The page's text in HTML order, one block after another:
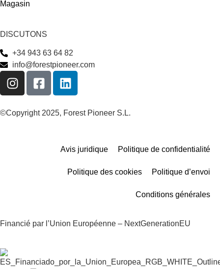
Magasin
DISCUTONS
+34 943 63 64 82
info@forestpioneer.com
©Copyright 2025, Forest Pioneer S.L.
Avis juridique Politique de confidentialité
Politique des cookies Politique d’envoi
Conditions générales
Financié par l’Union Européenne – NextGenerationEU